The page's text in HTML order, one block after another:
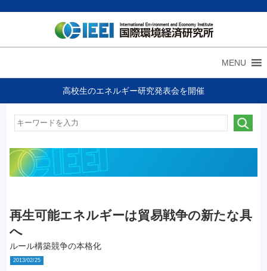
MENU
高校生のエネルギー研究発表会を開催
再生可能エネルギーは貿易戦争の新たな具
へ
ルール構築競争の本格化
2013/02/25